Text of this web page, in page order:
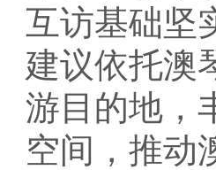
互访基础坚
建议依托澳
游目的地，
空间，推动